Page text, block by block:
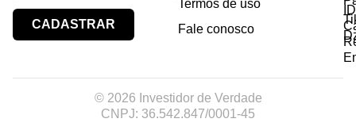
CADASTRAR
Termos de uso
Fale conosco
© 2026 Investidor de Verdade
CNPJ: 36.542.847/0001-45